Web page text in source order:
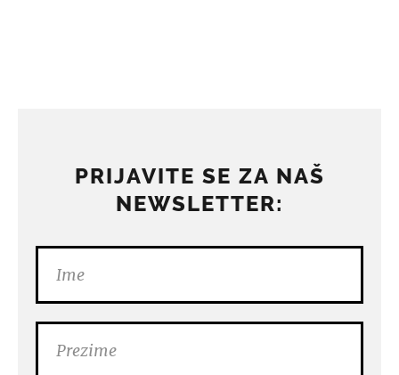
PRIJAVITE SE ZA NAŠ
NEWSLETTER: